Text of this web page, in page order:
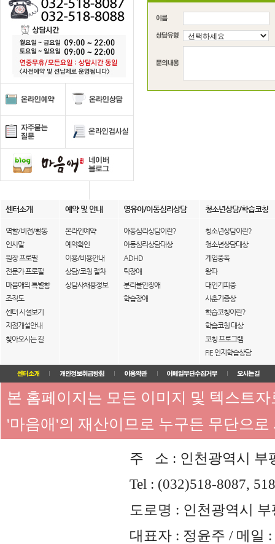
센터소개 예약 및 안내 영유아/아동심리상담 청소년상담/학습코칭
역할/비전/활동
인사말
원장 프로필
전문가 프로필
마음애의 특별함
조직도
센터 시설보기
지점개설안내
찾아오시는 길
온라인예약
예약확인
이용/비용안내
상담/코칭 절차
상담사채용정보
아동심리상담이란?
아동심리상담대상
ADHD
틱장애
분리불안장애
학습장애
청소년상담이란?
청소년상담대상
게임중독
왕따
대인기피증
사춘기증상
학습코칭이란?
학습코칭 대상
코칭 프로그램
FIE 인지학습상담
본 홈페이지는 모든 이미지 및 텍스트
'마음애'의 재산이므로 누구든 무단으
주 소 : 인천광역시 부
Tel : (032)518-8087,
도로명 : 인천광역시
대표자 : 정윤주 / 메일 :